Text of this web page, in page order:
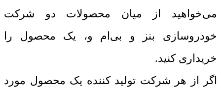
می‌خواهید از میان محصولات دو شرکت
خودروسازی بنز و بی‌ام‌ و، یک محصول را
خریداری کنید.
اگر از هر شرکت تولید کننده یک محصول مورد